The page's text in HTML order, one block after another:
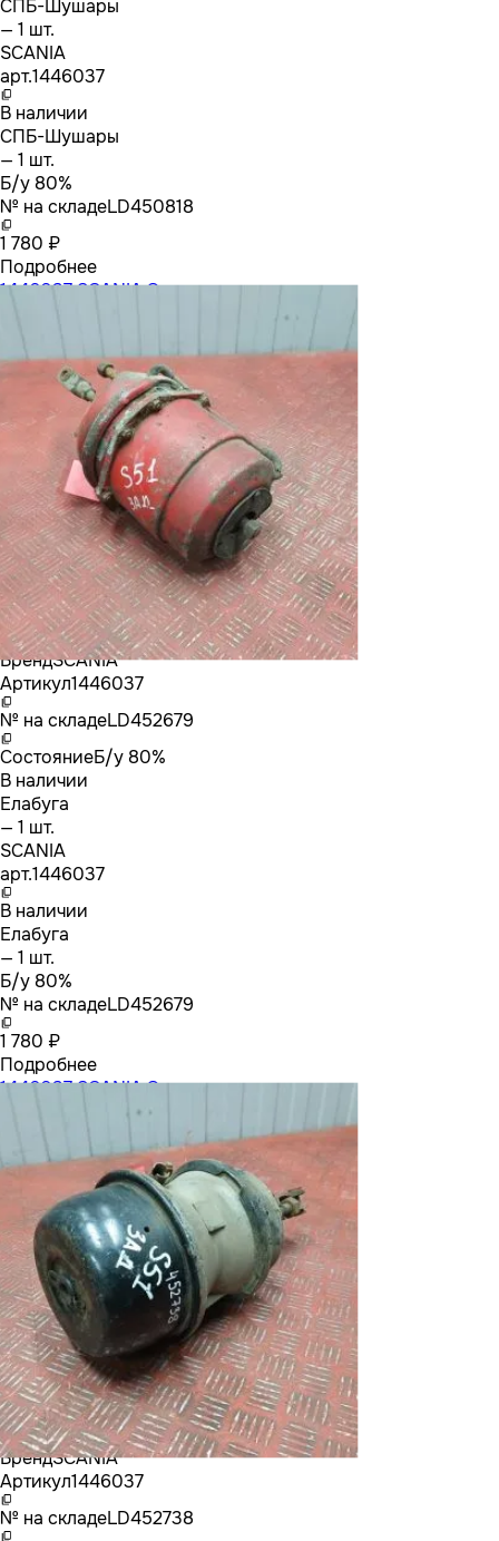
СПБ-Шушары
— 1 шт.
SCANIA
арт.1446037
В наличии
СПБ-Шушары
— 1 шт.
Б/у 80%
№ на складеLD450818
1 780 ₽
Подробнее
1446037 SCANIA Энергоаккумулятор
БрендSCANIA
Артикул1446037
№ на складеLD452679
СостояниеБ/у 80%
В наличии
Елабуга
— 1 шт.
SCANIA
арт.1446037
В наличии
Елабуга
— 1 шт.
Б/у 80%
№ на складеLD452679
1 780 ₽
Подробнее
1446037 SCANIA Энергоаккумулятор
БрендSCANIA
Артикул1446037
№ на складеLD452738